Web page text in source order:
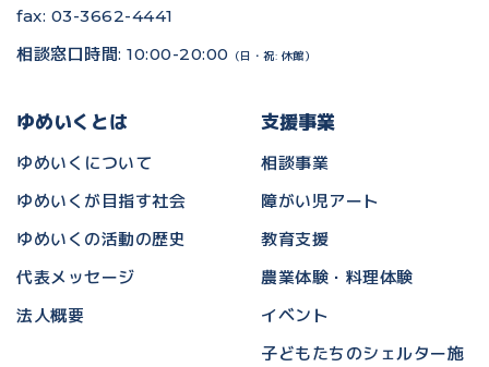
fax: 03-3662-4441
相談窓口時間: 10:00-20:00
（日・祝: 休館）
ゆめいくとは
ゆめいくについて
ゆめいくが目指す社会
ゆめいくの活動の歴史
代表メッセージ
法人概要
支援事業
相談事業
障がい児アート
教育支援
農業体験・料理体験
イベント
子どもたちのシェルター施